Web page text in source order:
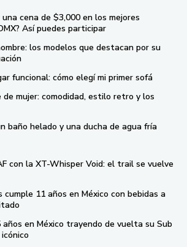
cena de $3,000 en los mejores
Así puedes participar
los modelos que destacan por su
funcional: cómo elegí mi primer sofá
de mujer: comodidad, estilo retro y los
baño helado y una ducha de agua fría
con la XT-Whisper Void: el trail se vuelve
11 años en México con bebidas a
en México trayendo de vuelta su Sub